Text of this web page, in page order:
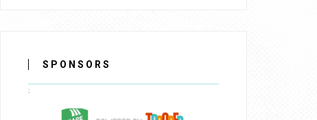
SPONSORS